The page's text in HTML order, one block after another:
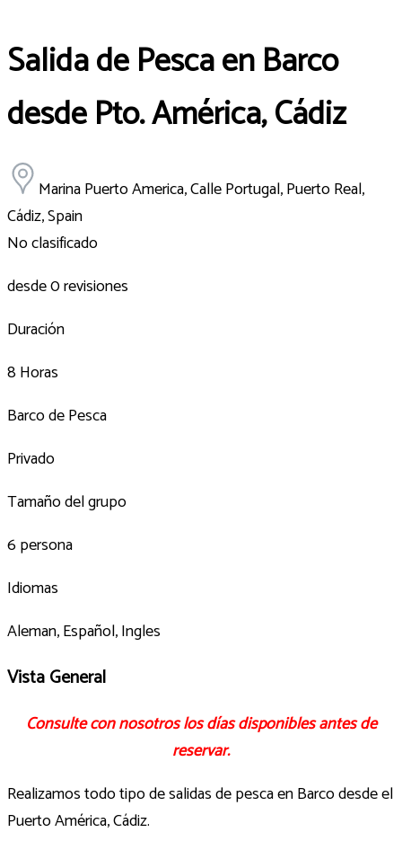
Salida de Pesca en Barco
desde Pto. América, Cádiz
Marina Puerto America, Calle Portugal, Puerto Real,
Cádiz, Spain
No clasificado
desde 0 revisiones
Duración
8 Horas
Barco de Pesca
Privado
Tamaño del grupo
6 persona
Idiomas
Aleman, Español, Ingles
Vista General
Consulte con nosotros los días disponibles antes de
reservar.
Realizamos todo tipo de salidas de pesca en Barco desde el
Puerto América, Cádiz.